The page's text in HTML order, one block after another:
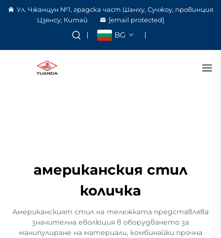
Ул. Чжанцун №1, градска част Шанху, Сучжоу, провинция
Цзянсу, Китай
[email protected]
BG
американския стил
количка
Американският стил на тележката представлява
значителна еволюция в оборудването за
манипулиране на материали, комбинайки прочна